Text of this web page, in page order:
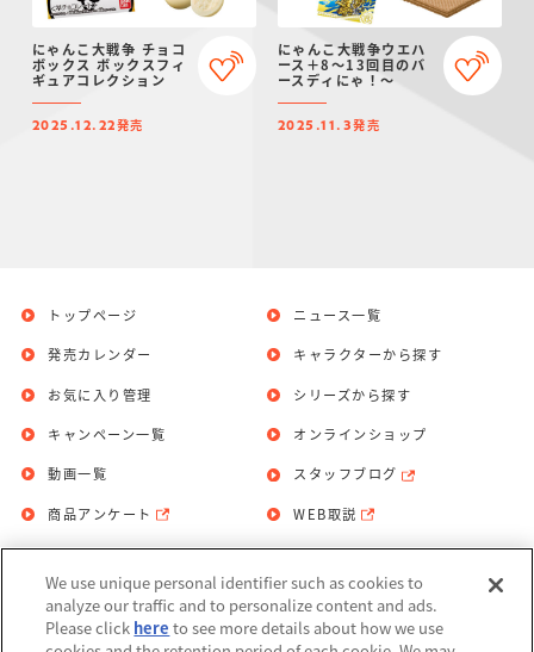
にゃんこ大戦争 チョコ
ボックス ボックスフィ
ギュアコレクション
2025.12.22発売
にゃんこ大戦争ウエハ
ース＋8～13回目のバ
ースディにゃ！～
2025.11.3発売
トップページ
発売カレンダー
お気に入り管理
ニュース一覧
キャラクターから探す
シリーズから探す
キャンペーン一覧
動画一覧
商品アンケート
オンラインショップ
スタッフブログ
WEB取説
お問い合わせ 個人情報保護方針
利用規約
We use unique personal identifier such as cookies to
analyze our traffic and to personalize content and ads.
Please click here to see more details about how we use